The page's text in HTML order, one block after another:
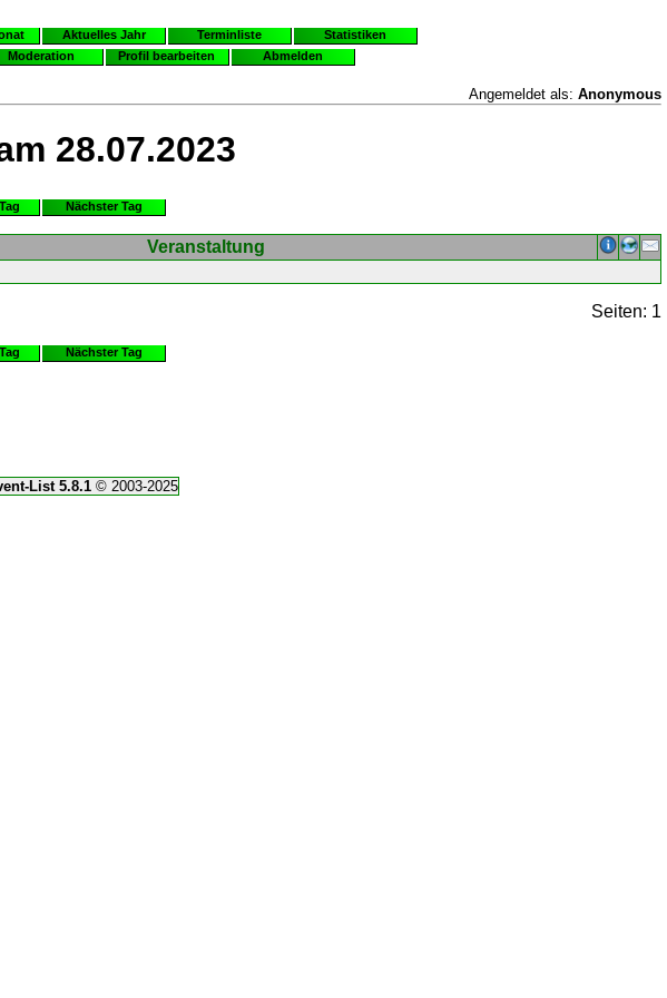
Aktuelles Jahr Terminliste
Statistiken
Moderation Profil bearbeiten Abmelden
Angemeldet als: Anonymous
28.07.2023
Nächster Tag
Veranstaltung
Seiten: 1
Nächster Tag
List 5.8.1© 2003-2025